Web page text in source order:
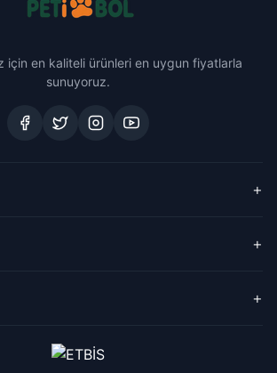
için en kaliteli ürünleri en uygun fiyatlarla
sunuyoruz.
+
+
+